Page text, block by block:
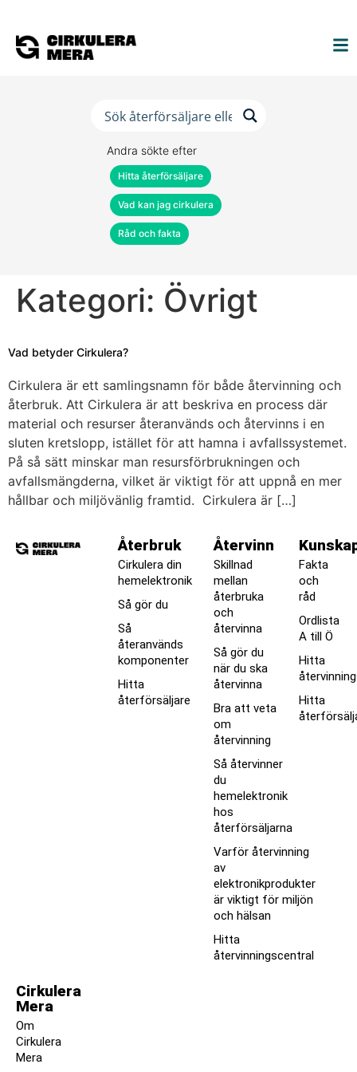
Andra sökte efter
Hitta återförsäljare
Vad kan jag cirkulera
Råd och fakta
Kategori: Övrigt
Vad betyder Cirkulera?
Cirkulera är ett samlingsnamn för både återvinning och
återbruk. Att Cirkulera är att beskriva en process där
material och resurser återanvänds och återvinns i en
sluten kretslopp, istället för att hamna i avfallssystemet.
På så sätt minskar man resursförbrukningen och
avfallsmängderna, vilket är viktigt för att uppnå en mer
hållbar och miljövänlig framtid. Cirkulera är […]
Återbruk
Cirkulera din
hemelektronik
Så gör du
Så
återanvänds
komponenter
Hitta
återförsäljare
Återvinn
Skillnad
mellan
återbruka
och
återvinna
Så gör du
när du ska
återvinna
Bra att veta
om
återvinning
Så återvinner
du
hemelektronik
hos
återförsäljarna
Varför återvinning
av
elektronikprodukter
är viktigt för miljön
och hälsan
Hitta
återvinningscentral
Fakta
och
råd
Ordlista
A till Ö
Hitta
Hitta
Cirkulera
Mera
Om
Cirkulera
Mera